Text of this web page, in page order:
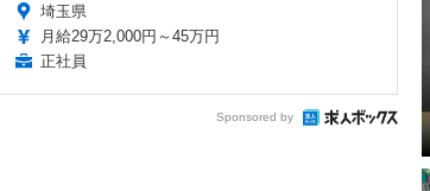
埼玉県
月給29万2,000円～45万円
正社員
Sponsored by